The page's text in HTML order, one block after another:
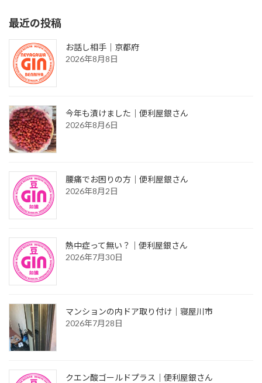
最近の投稿
お話し相手｜京都府
2026年8月8日
今年も漬けました｜便利屋銀さん
2026年8月6日
腰痛でお困りの方｜便利屋銀さん
2026年8月2日
熱中症って無い？｜便利屋銀さん
2026年7月30日
マンションの内ドア取り付け｜寝屋川市
2026年7月28日
クエン酸ゴールドプラス｜便利屋銀さん